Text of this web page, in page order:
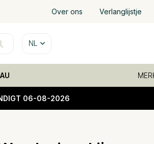
Over ons Verlanglijstje
NL
06-08-2026